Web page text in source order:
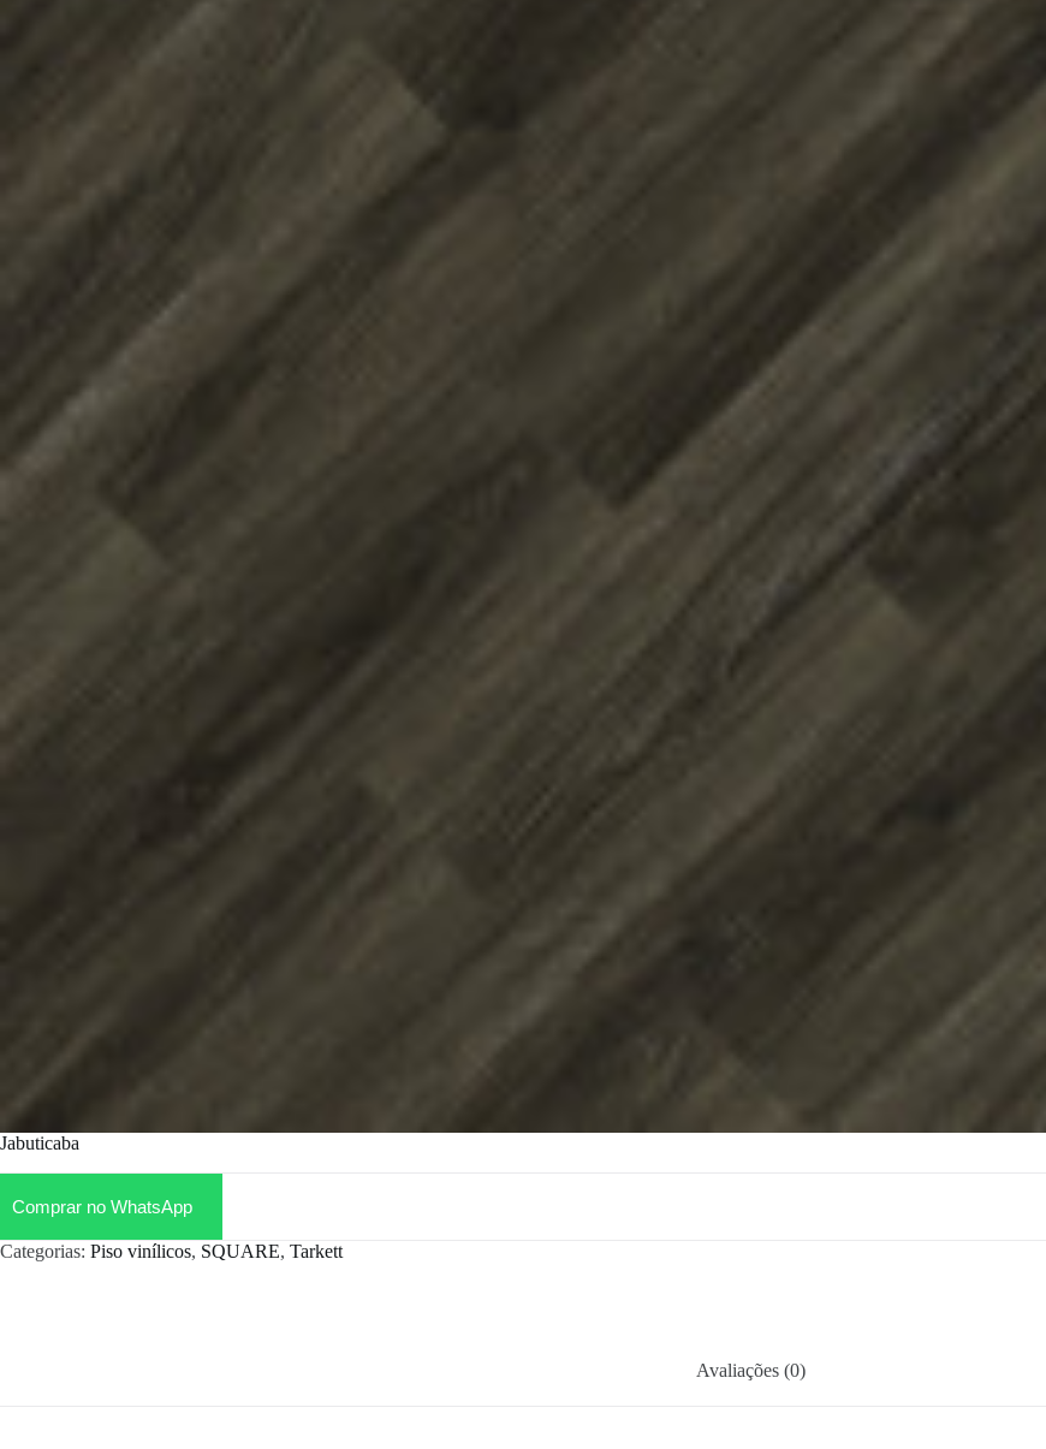
Jabuticaba
Comprar no WhatsApp
Categorias: Piso vinílicos, SQUARE, Tarkett
Avaliações (0)